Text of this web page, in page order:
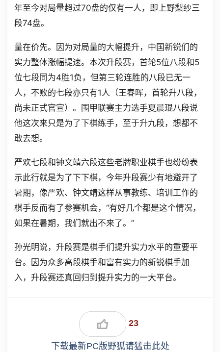
年至今对局量超过70盘的仅有一人，即上野梨纱三
段74盘。
量在价先。因为对局量的大幅提升，中国新锐们的
实力整体涨幅提速。本次升段赛，首轮5位八段和5
位七段同为4胜1负，但第三轮连胜的八段已无一
人，不败的七段亦只有1人（王春晖，首轮升八段，
尚未正式官宣）。围甲联赛主力选手夏晨琨八段说
他这次来只是为了下棋练手，至于升九段，想都不
敢去想。
严欢七段和钟文靖六段这些老牌职业棋手也纷纷表
示此行就是为了下下棋，今年升段赛少有地避开了
暑期，像严欢、钟文靖这样从事教练、培训工作的
棋手反而有了参赛机会，“有好几个都是这个情况，
如果在暑期，我们就出不来了。”
孙光明说，升段赛是棋手们提升实力水平的重要平
台。因为众多高段棋手和富有实力的新锐棋手加
入，升段赛还真回归到提升实力的一大平台。
23
下载最新PC版野狐请猛击此处